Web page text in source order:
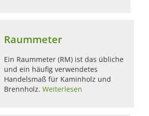
Raummeter
Ein Raummeter (RM) ist das übliche
und ein häufig verwendetes
Handelsmaß für Kaminholz und
Brennholz. Weiterlesen